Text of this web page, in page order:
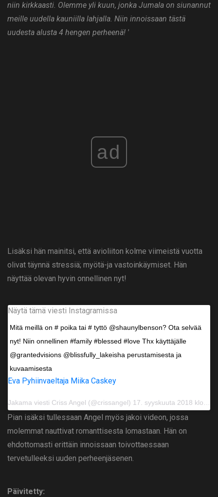
niin kirkkaasti. Olemme yli kuun, jonka Jumala on siunannut
meille uudella kauniilla lahjalla. Niin innoissaan tästä
uudesta alusta 4 hengen perheenä! '
ad
Lisäksi hän mainitsi, että avioliiton kolme viimeistä vuotta
olivat täynnä stressiä; myötä-ja vastoinkäymiset. Hän
näyttää olevan hyvin onnellinen nyt!
Näytä tämä viesti Instagramissa
Mitä meillä on # poika tai # tyttö @shaunylbenson? Ota selvää
nyt! Niin onnellinen #family #blessed #love Thx käyttäjälle
@grantedvisions @blissfully_lakeisha perustamisesta ja
kuvaamisesta
Eva Pyhiinvaeltaja Miika Caskey
Jakama viesti Criss Angel (@crissangel) 17. syyskuuta 2018 klo 21.12 PDT
Pian isäksi tullessaan Angel myös jakoi videon, jossa
molemmat nauttivat romanttisesta lomastaan. Hän on
ehdottomasti erittäin innoissaan toivottaessaan
tervetulleeksi uuden perheenjäsenen.
Päivitetty: